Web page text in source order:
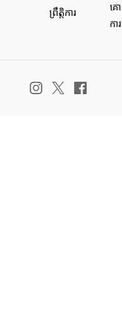
ព្រឹត្តិការ
គ
កា